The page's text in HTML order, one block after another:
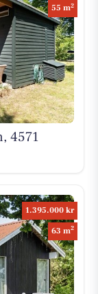
55 m2
4571
1.395.000 kr
63 m2